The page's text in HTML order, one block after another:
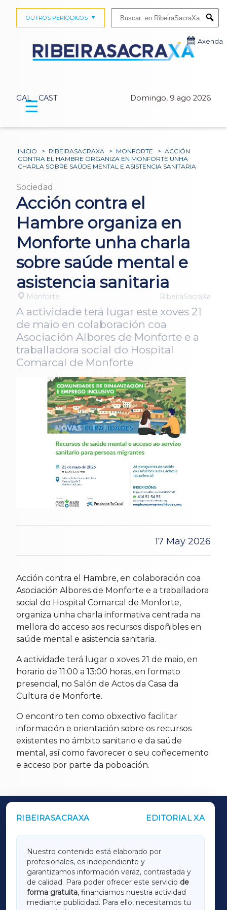
GAL CAST Domingo, 9 ago 2026
OUTROS PERIÓDICOS
Axenda
☰
INICIO > RIBEIRASACRAXA > MONFORTE > ACCIÓN
CONTRA EL HAMBRE ORGANIZA EN MONFORTE UNHA
CHARLA SOBRE SAÚDE MENTAL E ASISTENCIA SANITARIA
Sociedad
Acción contra el
Hambre organiza en
Monforte unha charla
sobre saúde mental e
asistencia sanitaria
Monforte RibeiraSacraXa
A actividade terá lugar este xoves 21
de maio en colaboración coa
Asociación Albores de Monforte e a
traballadora social do Hospital
Comarcal de Monforte
17 May 2026
Acción contra el Hambre, en colaboración coa
Asociación Albores de Monforte e a traballadora
social do Hospital Comarcal de Monforte,
organiza unha charla informativa centrada na
mellora do acceso aos recursos dispoñibles en
saúde mental e asistencia sanitaria.
A actividade terá lugar o xoves 21 de maio, en
horario de 11:00 a 13:00 horas, en formato
presencial, no Salón de Actos da Casa da
Cultura de Monforte.
O encontro ten como obxectivo facilitar
información e orientación sobre os recursos
existentes no ámbito sanitario e da saúde
mental, así como favorecer o seu coñecemento
e acceso por parte da poboación.
RIBEIRASACRAXA EDITORIAL XA
Nuestro contenido está elaborado por
profesionales, es independiente y
garantizamos información veraz, contrastada y
de calidad. Para poder ofrecer este servicio de
forma gratuita, financiamos nuestra actividad
mediante publicidad. Para ello, necesitamos tu
OUTROS PERIÓDICOS
LUGOXA
TERRACHAXA